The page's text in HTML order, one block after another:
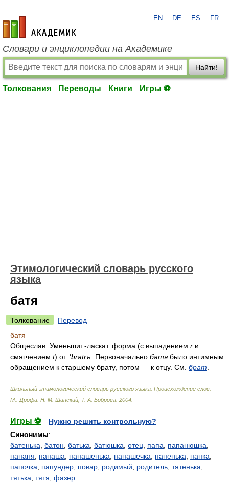
academic.ru
EN DE ES FR
Словари и энциклопедии на Академике
Найти!
Толкования Переводы Книги Игры ⚽
Этимологический словарь русского
языка
батя
Толкование
Перевод
батя
Общеслав. Уменьшит.-ласкат. форма (с выпадением r и
смягчением t) от *bratrъ . Первоначально батябыло интимным
обращением к старшему брату, потом — к отцу. См. брат
Школьный этимологический словарь русского языка. Происхождение слов. —
М.: Дрофа Н. М. Шанский, Т. А. Боброва 2004
Игры ⚽
Нужно решить контрольную?
Синонимы:
батенька батон батька батюшка отец папа папанюшка
папаня
папаша папашенька папашечка папенька папка
папочка
папундер повар родимый родитель тятенька
тятька тятя фазер